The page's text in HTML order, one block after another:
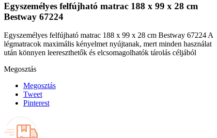
Egyszemélyes felfújható matrac 188 x 99 x 28 cm
Bestway 67224
Egyszemélyes felfújható matrac 188 x 99 x 28 cm Bestway 67224 A
légmatracok maximális kényelmet nyújtanak, mert minden használat
után könnyen leereszthetők és elcsomagolhatók tárolás céljából
Megosztás
Megosztás
Tweet
Pinterest